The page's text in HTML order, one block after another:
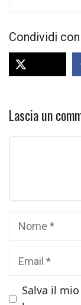
Condividi
Lascia un
Salva il